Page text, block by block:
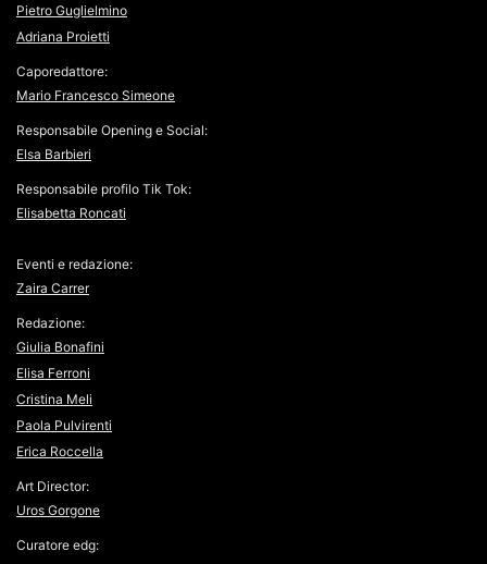
Pietro Guglielmino
Adriana Proietti
Caporedattore:
Mario Francesco Simeone
Responsabile Opening e Social:
Elsa Barbieri
Responsabile profilo Tik Tok:
Elisabetta Roncati
Eventi e redazione:
Zaira Carrer
Redazione:
Giulia Bonafini
Elisa Ferroni
Cristina Meli
Paola Pulvirenti
Erica Roccella
Art Director:
Uros Gorgone
Curatore edg: